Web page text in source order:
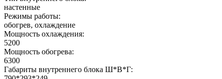
настенные
Режимы работы:
обогрев, охлаждение
Мощность охлаждения:
5200
Мощность обогрева:
6300
Габариты внутреннего блока Ш*В*Г: